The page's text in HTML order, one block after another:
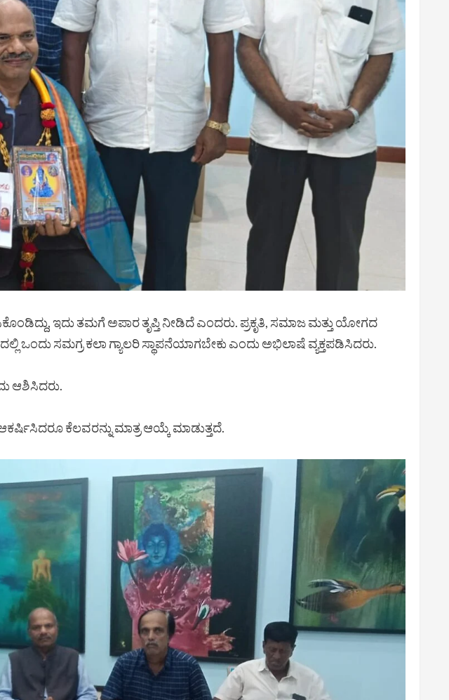
ಇದು ತಮಗೆ ಅಪಾರ ತೃಪ್ತಿ ನೀಡಿದೆ ಎಂದರು. ಪ್ರಕೃತಿ, ಸಮಾಜ ಮತ್ತು ಯೋಗದ
ಒಂದು ಸಮಗ್ರ ಕಲಾ ಗ್ಯಾಲರಿ ಸ್ಥಾಪನೆಯಾಗಬೇಕು ಎಂದು ಅಭಿಲಾಷೆ ವ್ಯಕ್ತಪಡಿಸಿದರು.
ಆಶಿಸಿದರು.
ಕೆಲವರನ್ನು ಮಾತ್ರ ಆಯ್ಕೆ ಮಾಡುತ್ತದೆ.